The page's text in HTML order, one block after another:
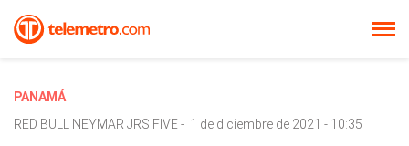
PANAMÁ
RED BULL NEYMAR JRS FIVE- 1 de diciembre de 2021 - 10:35